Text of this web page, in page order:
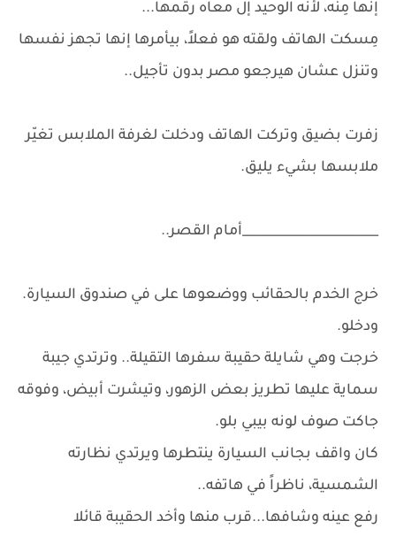
إنها مِنه، لأنه الوحيد إل معاه رقمها...
مِسكت الهاتف ولقته هو فعلاً، بيأمرها إنها تجهز نفسها
وتنزل عشان هيرجعو مصر بدون تأجيل..
زفرت بضيق وتركت الهاتف ودخلت لغرفة الملابس تغيّر
ملابسها بشيء يليق.
______________________أمام القصر..
خرج الخدم بالحقائب ووضعوها على في صندوق السيارة.
ودخلو.
خرجت وهي شايلة حقيبة سفرها التقيلة.. وترتدي جيبة
سماية عليها تطريز بعض الزهور، وتيشرت أبيض، وفوقه
جاكت صوف لونه بيبي بلو.
كان واقف بجانب السيارة ينتطرها ويرتدي نظارته
الشمسية، ناظراً في هاتفه..
رفع عينه وشافها...قرب منها وأخد الحقيبة قائلا